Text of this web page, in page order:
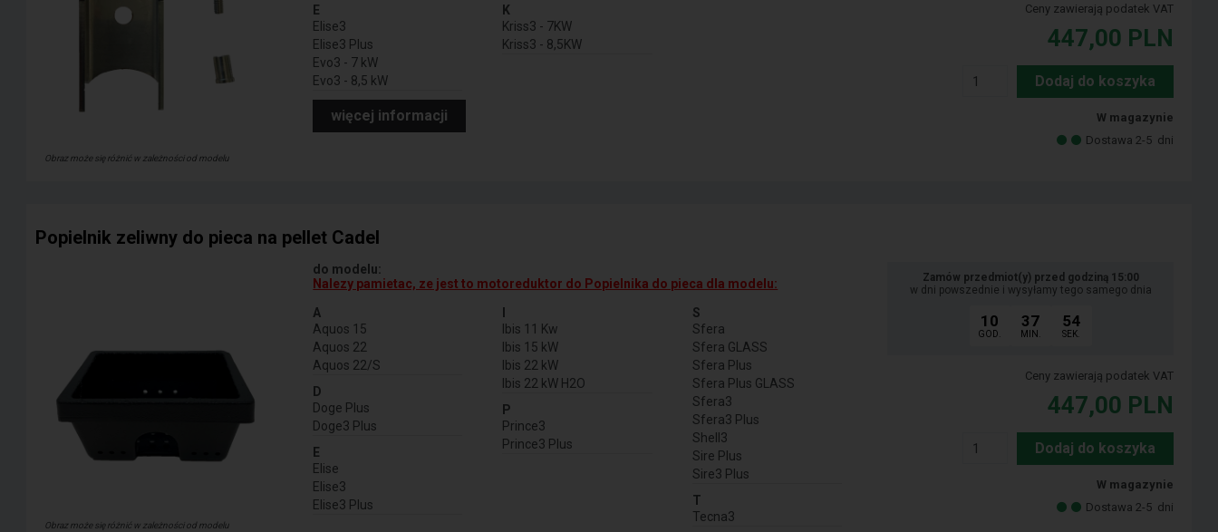
Obraz może się różnić w zależności od modelu
E
Elise3
Elise3 Plus
Evo3 - 7 kW
Evo3 - 8,5 kW
K
Kriss3 - 7KW
Kriss3 - 8,5KW
więcej informacji
Ceny zawierają podatek VAT
447,00 PLN
Dodaj do koszyka
W magazynie
Dostawa 2-5 dni
Popielnik zeliwny do pieca na pellet Cadel
Obraz może się różnić w zależności od modelu
do modelu:
Nalezy pamietac, ze jest to motoreduktor do Popielnika do pieca dla modelu:
A
Aquos 15
Aquos 22
Aquos 22/S
D
Doge Plus
Doge3 Plus
E
Elise
Elise3
Elise3 Plus
Ibis 11 Kw
Ibis 15 kW
Ibis 22 kW
Ibis 22 kW H2O
P
Prince3
Prince3 Plus
S
Sfera
Sfera GLASS
Sfera Plus
Sfera Plus GLASS
Sfera3
Sfera3 Plus
Shell3
Sire Plus
Sire3 Plus
T
Tecna3
Zamów przedmiot(y) przed godziną 15:00
w dni powszednie i wysyłamy tego samego dnia
10
GOD.
37
MIN.
53
SEK.
Ceny zawierają podatek VAT
447,00 PLN
Dodaj do koszyka
W magazynie
Dostawa 2-5 dni